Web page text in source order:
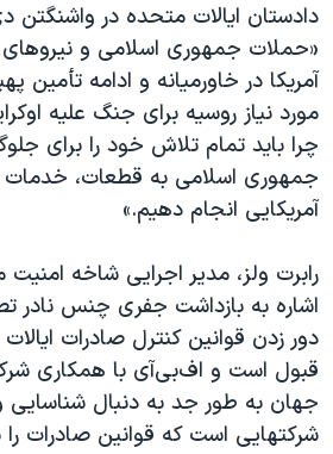
دادستان ایالات متحده در
«حملات جمهوری اسلامی و نیروهای
آمریکا در خاورمیانه و ادامه تأمین
مورد نیاز روسیه برای جنگ علیه
چرا باید تمام تلاش خود را برای
جمهوری اسلامی به قطعات، خدمات
آمریکایی انجام دهیم.»
رابرت ولز، مدیر اجرایی شاخه
اشاره به بازداشت جفری چنس نادر
دور زدن قوانین کنترل صادرات
قبول است و اف‌بی‌آی با همکاری
جهان به طور جد به دنبال شناسایی
شرکتهایی است که قوانین صادرات